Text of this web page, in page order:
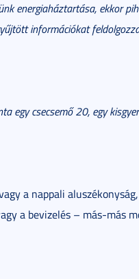
energiaháztartása, ekkor
információkat
egy csecsemő 20, egy
a nappali aluszékonyság,
a bevizelés – más-más